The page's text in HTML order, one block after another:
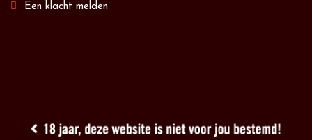
Een klacht melden